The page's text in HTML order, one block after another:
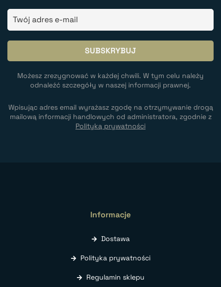
Możesz zrezygnować w każdej chwili. W tym celu należy
odnaleźć szczegóły w naszej informacji prawnej.
Wpisując adres email wyrażasz zgodę na otrzymywanie drogą
mailową informacji handlowych od administratora, zgodnie z
Polityką prywatności
Informacje
Dostawa
Polityka prywatności
Regulamin sklepu